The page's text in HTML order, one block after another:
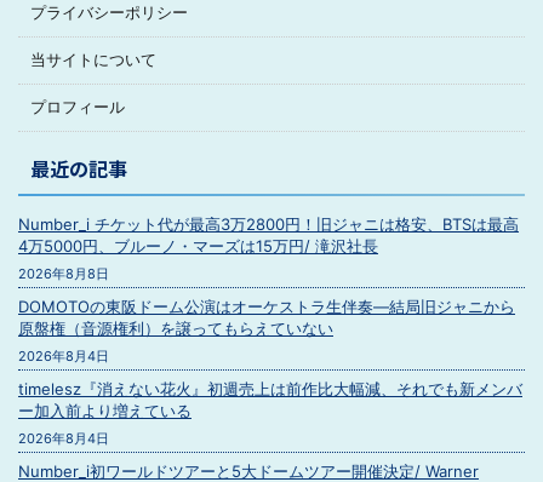
プライバシーポリシー
当サイトについて
プロフィール
最近の記事
Number_i チケット代が最高3万2800円！旧ジャニは格安、BTSは最高
4万5000円、ブルーノ・マーズは15万円/ 滝沢社長
2026年8月8日
DOMOTOの東阪ドーム公演はオーケストラ生伴奏―結局旧ジャニから
原盤権（音源権利）を譲ってもらえていない
2026年8月4日
timelesz『消えない花火』初週売上は前作比大幅減、それでも新メンバ
ー加入前より増えている
2026年8月4日
Number_i初ワールドツアーと5大ドームツアー開催決定/ Warner